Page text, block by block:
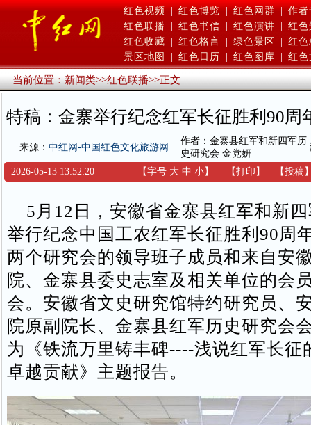
红色视频 | 红色博览 | 红色网群 | 作者
红色联播
红色书信 红色演讲
红色
红色收藏
红色格言 绿色景区
红色
景区地图
红色日历 红色图库 红色
当前位置：新闻类>>红色联播>>正文
特稿：金寨举行纪念红军长征胜利90周
来源： 中红网-中国红色文化旅游网
作者：金寨县红军和新四军历
史研究会 金党妍
2026-05-13 13:52:20 【字号 大 中 小】 【打印 】 【投稿
5月12日，安徽省金寨县红军和新
举行纪念中国工农红军长征胜利90周
两个研究会的领导班子成员和来自安
院、金寨县委史志室及相关单位的会
会。安徽省文史研究馆特约研究员、
院原副院长、金寨县红军历史研究会
为《铁流万里铸丰碑----浅说红军长征
卓越贡献》主题报告。